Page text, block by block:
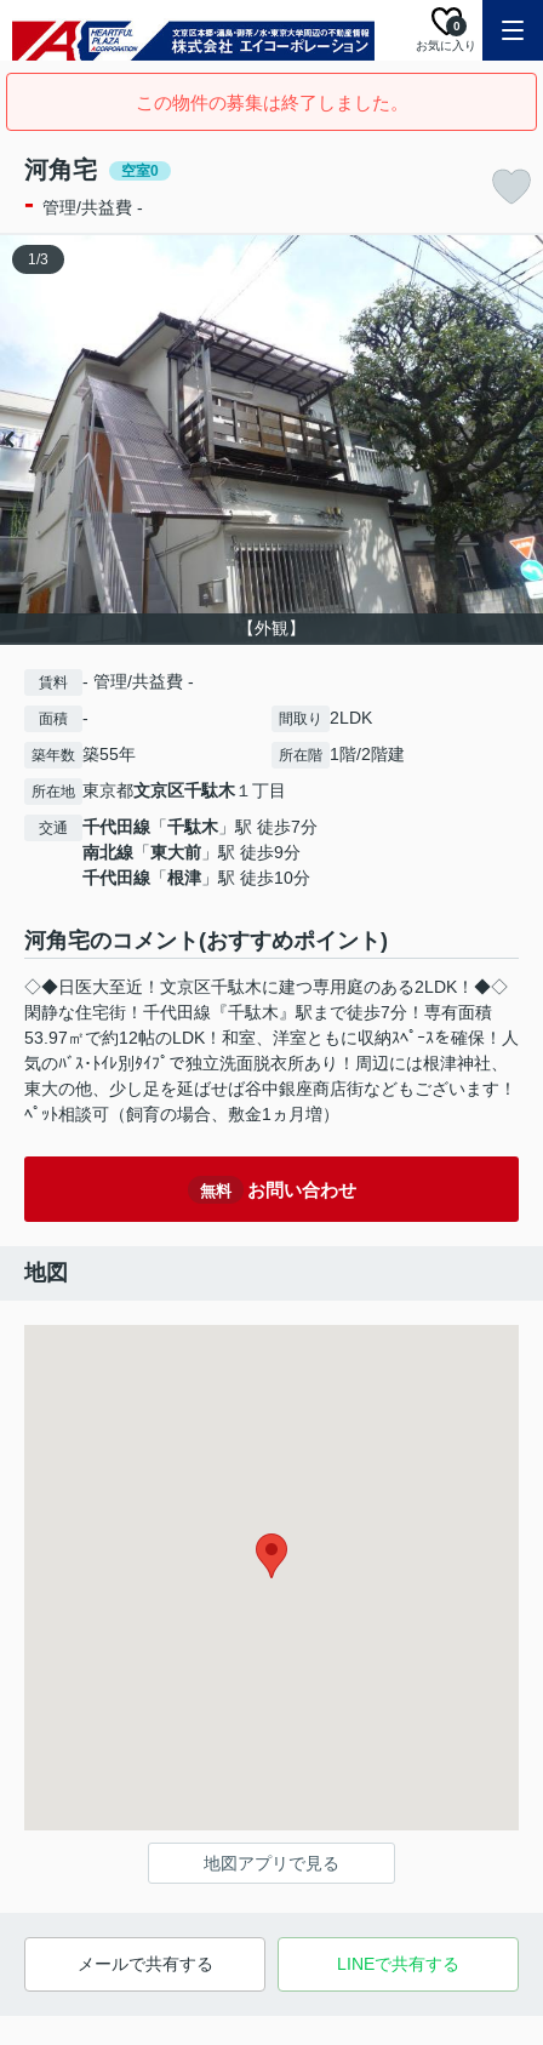
お気に入り
0
この物件の募集は終了しました。
河角宅 空室0
- 管理/共益費 -
【外観】
1/3
賃料 - 管理/共益費 -
面積 - 間取り 2LDK
築年数 築55年 所在階 1階/2階建
所在地 東京都文京区千駄木１丁目
交通 千代田線 「千駄木 」駅 徒歩7分
南北線 「東大前 」駅 徒歩9分
千代田線 「根津 」駅 徒歩10分
河角宅のコメント(おすすめポイント)
◇◆日医大至近！文京区千駄木に建つ専用庭のある2LDK！◆◇
閑静な住宅街！千代田線『千駄木』駅まで徒歩7分！専有面積
53.97㎡で約12帖のLDK！和室、洋室ともに収納ｽﾍﾟｰｽを確保！人
気のﾊﾞｽ･ﾄｲﾚ別ﾀｲﾌﾟで独立洗面脱衣所あり！周辺には根津神社、
東大の他、少し足を延ばせば谷中銀座商店街などもございます！
ﾍﾟｯﾄ相談可（飼育の場合、敷金1ヵ月増）
無料 お問い合わせ
地図
地図アプリで見る
メールで共有する LINEで共有する